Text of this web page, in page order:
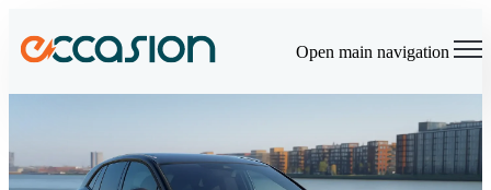
Open main navigation
×